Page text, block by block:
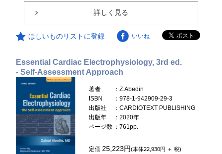
詳しく見る
ほしいものリストに登録 いいね
Essential Cardiac Electrophysiology, 3rd ed.
- Self-Assessment Approach
著者
：Z.Abedin
ISBN
：978-1-942909-29-3
出版社
：CARDIOTEXT PUBLISHING
出版年
：2020年
ページ数 ：761pp.
定価 25,223円(本体22,930円 ＋ 税)